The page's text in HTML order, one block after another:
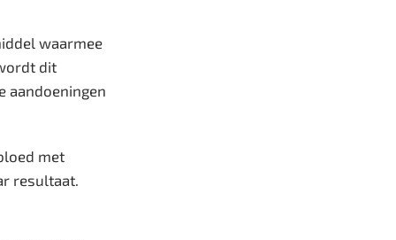
waarmee
dit
aandoeningen
met
resultaat.